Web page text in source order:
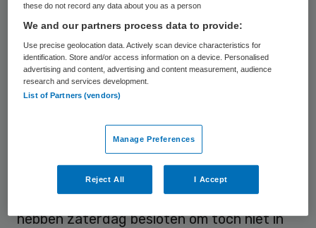
Adviesbureau Roland Berger gaat toch niet
samen met accountants- en advieskantoor
Deloitte. De partners van Roland Berger
liggen dwars. Dat schrijft het Financieele
Fusiegesprekken
De partners van het Duitse Roland Berger
hebben zaterdag besloten om toch niet in
these do not record any data about you as a person
We and our partners process data to provide:
Use precise geolocation data. Actively scan device characteristics for
identification. Store and/or access information on a device. Personalised
advertising and content, advertising and content measurement, audience
research and services development.
List of Partners (vendors)
Manage Preferences
Reject All I Accept